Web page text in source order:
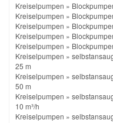
Kreiselpumpen »
Kreiselpumpen »
Kreiselpumpen »
Kreiselpumpen »
Kreiselpumpen »
Kreiselpumpen »
25 m
Kreiselpumpen »
50 m
Kreiselpumpen »
10 m³/h
Kreiselpumpen »